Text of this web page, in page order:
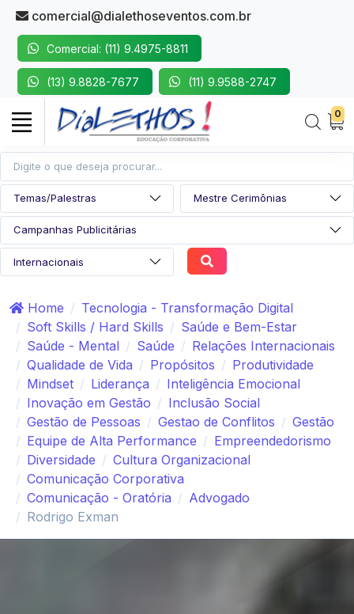
comercial@dialethoseventos.com.br
Comercial: (11) 9.4975-8811
(13) 9.8828-7677 (11) 9.9588-2747
0
Home
Tecnologia - Transformação Digital
Soft Skills / Hard Skills
Saúde e Bem-Estar
Saúde - Mental
Saúde
Relações Internacionais
Qualidade de Vida
Propósitos
Produtividade
Mindset
Liderança
Inteligência Emocional
Inovação em Gestão
Inclusão Social
Gestão de Pessoas
Gestao de Conflitos
Gestão
Equipe de Alta Performance
Empreendedorismo
Diversidade
Cultura Organizacional
Comunicação Corporativa
Comunicação - Oratória
Advogado
Rodrigo Exman